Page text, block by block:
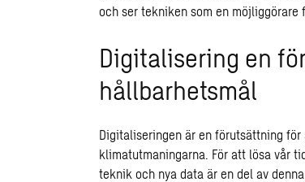
och ser tekniken som en möjliggörare
Digitalisering en
hållbarhetsmål
Digitaliseringen är en förutsättning
klimatutmaningarna. För att lösa vår
teknik och nya data är en del av